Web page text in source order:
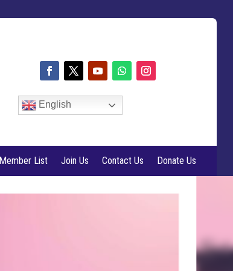
English
Member List Join Us Contact Us Donate Us